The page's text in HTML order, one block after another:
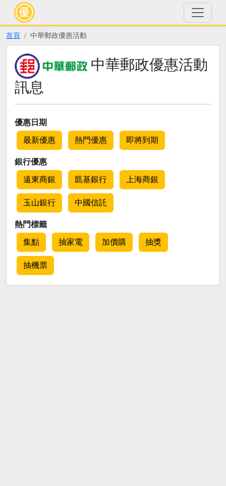
首頁 中華郵政優惠活動
中華郵政優惠活動
訊息
優惠日期
最新優惠 熱門優惠 即將到期
銀行優惠
遠東商銀 凱基銀行 上海商銀
玉山銀行 中國信託
熱門標籤
集點 抽家電 加價購 抽獎
抽機票